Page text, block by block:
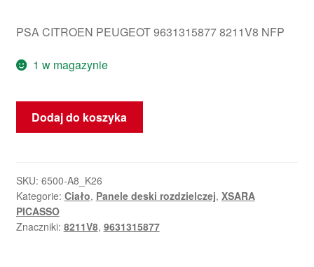
PSA CITROEN PEUGEOT 9631315877 8211V8 NFP
1 w magazynie
ilość
Ramka
wentylatorami
HTG
Citroën
Xsara
Dodaj do koszyka
SKU: 6500-A8_K26
Kategorie: Ciało, Panele deski rozdzielczej, XSARA
PICASSO
Znaczniki: 8211V8, 9631315877